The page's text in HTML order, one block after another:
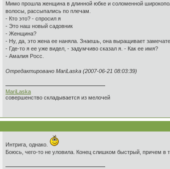
Мимо прошла женщина в длинной юбке и соломенной
волосы, рассыпались по плечам.
- Кто это? - спросил я
- Это наш новый садовник
- Женщина?
- Ну, да, это жена ее наняла. Знаешь, она выращивает
- Где-то я ее уже видел, - задумчиво сказал я. - Как ее имя?
- Амалия Росс.
Отредактировано MariLaska (2007-06-21 08:03:39)
MariLaska
совершенство складывается из мелочей
Интрига, однако.
Боюсь, чего-то не уловила. Конец слишком быстрый, причем в